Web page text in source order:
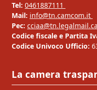
Tel: 0461887111
Mail: info@tn.camcom.it
Pec:
Codice fiscale e Partita
Codice Univoco Ufficio:
La camera